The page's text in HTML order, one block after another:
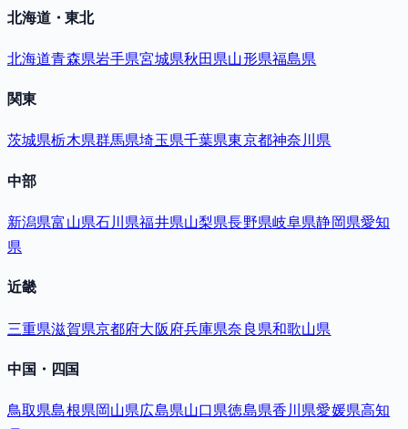
北海道・東北
北海道青森県岩手県宮城県秋田県山形県福島県
関東
茨城県栃木県群馬県埼玉県千葉県東京都神奈川県
中部
新潟県富山県石川県福井県山梨県長野県岐阜県静岡県愛知
県
近畿
三重県滋賀県京都府大阪府兵庫県奈良県和歌山県
中国・四国
鳥取県島根県岡山県広島県山口県徳島県香川県愛媛県高知